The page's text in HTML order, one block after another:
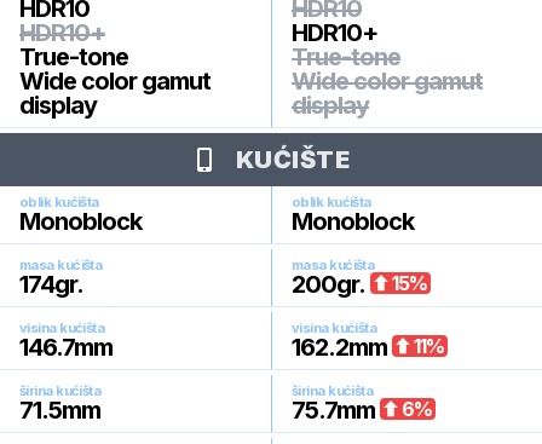
HDR10
HDR10+
True-tone
Wide color gamut
display
HDR10
HDR10+
True-tone
Wide color gamut
display
KUĆIŠTE
oblik kućišta
Monoblock
oblik kućišta
Monoblock
masa kućišta
174gr.
masa kućišta
200gr. 15%
visina kućišta
146.7mm
visina kućišta
162.2mm 11%
širina kućišta
71.5mm
širina kućišta
75.7mm 6%